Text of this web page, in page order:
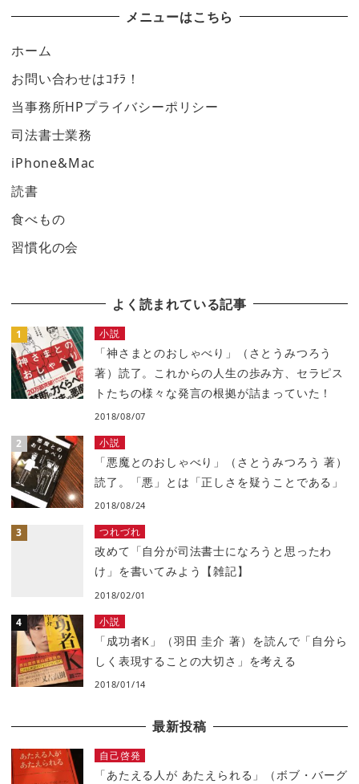
メニューはこちら
ホーム
お問い合わせはｺﾁﾗ！
当事務所HPプライバシーポリシー
司法書士業務
iPhone&Mac
読書
食べもの
習慣化の会
よく読まれている記事
小説
「神さまとのおしゃべり」（さとうみつろう
著）読了。これからの人生の歩み方、セラピス
トたちの様々な発言の根拠が詰まっていた！
2018/08/07
小説
「悪魔とのおしゃべり」（さとうみつろう 著）
読了。「悪」とは「正しさを疑うことである」
2018/08/24
つれづれ
改めて「自分が司法書士になろうと思ったわ
け」を書いてみよう【雑記】
2018/02/01
小説
「成功者K」（羽田 圭介 著）を読んで「自分ら
しく表現することの大切さ」を考える
2018/01/14
最新投稿
自己啓発
「あたえる人が あたえられる」（ボブ・バーグ